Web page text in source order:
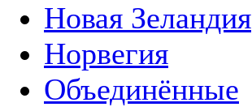
Новая Зеландия
Норвегия
Объединённые